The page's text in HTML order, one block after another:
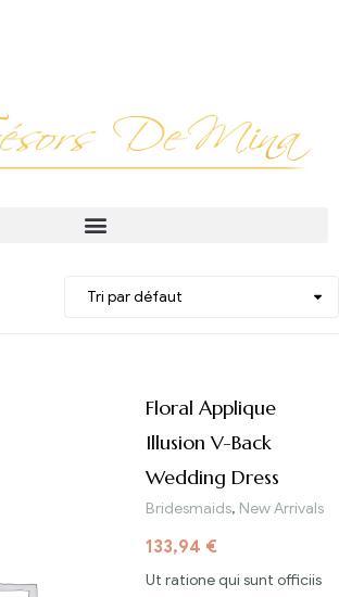
Floral Applique
Illusion V-Back
Wedding Dress
Bridesmaids, New Arrivals
133,94 €
Ut ratione qui sunt officiis